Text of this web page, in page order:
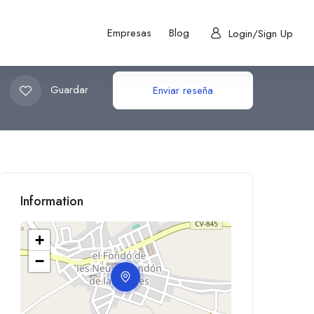
Empresas Blog Login/Sign Up
Guardar Enviar reseña
Information
+
−